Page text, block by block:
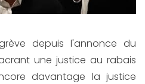
depuis l'annonce du
une justice au rabais
davantage la justice